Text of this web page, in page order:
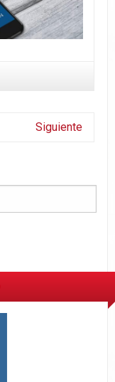
Siguiente